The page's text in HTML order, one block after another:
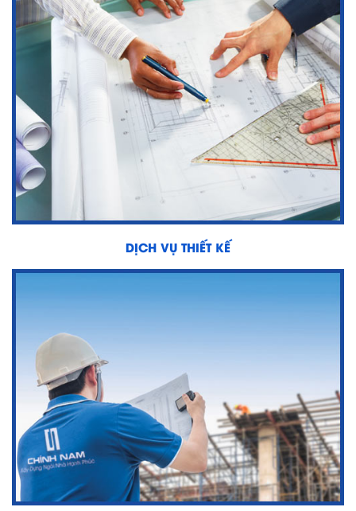
TRỢ
PHÁP
ÁN
CHÍNH
NAM
TIN
TỨC
-
KIỆN
Tức
CẨM
NANG
TUYỂN
DỤNG
CHĂM
DỊCH VỤ THIẾT KẾ